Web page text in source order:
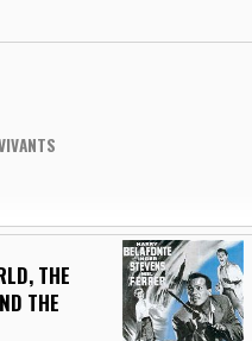
THE
THE